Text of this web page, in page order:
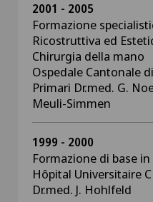
2001 - 2005
Formazione
Ricostruttiva ed
Chirurgia della mano
Ospedale Cantonale
Primari Dr.med. G.
Meuli-Simmen
1999 - 2000
Formazione di base
Hôpital Universitaire
Dr.med. J. Hohlfeld